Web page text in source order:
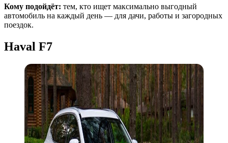
Кому подойдёт: тем, кто ищет максимально выгодный
автомобиль на каждый день — для дачи, работы и загородных
поездок.
Haval F7